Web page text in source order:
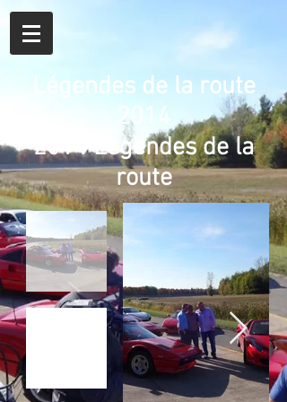
Légendes de la route
2014
2014 Légendes de la
route